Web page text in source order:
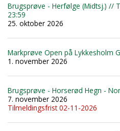
Brugsprøve - Herfølge (Midtsj.) //
23:59
25. oktober 2026
Markprøve Open på Lykkesholm
1. november 2026
Brugsprøve - Horserød Hegn -
7. november 2026
Tilmeldingsfrist 02-11-2026